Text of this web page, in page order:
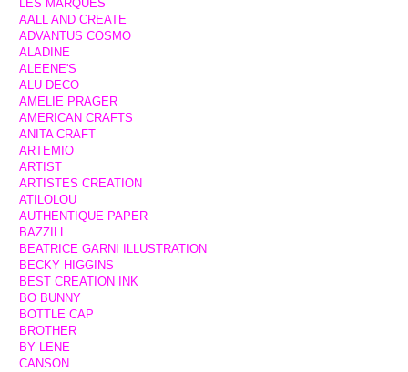
LES MARQUES
AALL AND CREATE
ADVANTUS COSMO
ALADINE
ALEENE'S
ALU DECO
AMELIE PRAGER
AMERICAN CRAFTS
ANITA CRAFT
ARTEMIO
ARTIST
ARTISTES CREATION
ATILOLOU
AUTHENTIQUE PAPER
BAZZILL
BEATRICE GARNI ILLUSTRATION
BECKY HIGGINS
BEST CREATION INK
BO BUNNY
BOTTLE CAP
BROTHER
BY LENE
CANSON